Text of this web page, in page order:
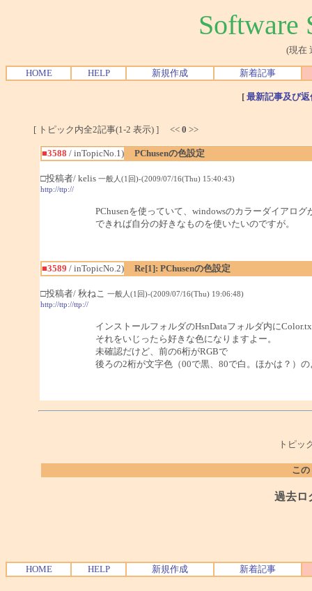
Software
(現在
HOME HELP 新規作成 新着記事
[ 最新記事及び
[ トピック内全2記事(1-2 表示) ] << 0 >>
■3588 / inTopicNo.1) PChusenの色設定
□投稿者/ kelis 一般人(1回)-(2009/07/16(Thu) 15:40:43)
http://ttp://
PChusenを使っていて、windowsのカラーダイアロ
できれば自分の好きなものを使いたいのですが。
■3589 / inTopicNo.2) Re[1]: PChusenの色設定
□投稿者/ 秋ねこ 一般人(1回)-(2009/07/16(Thu) 19:06:48)
http://ttp://ttp://
インストールフォルダのHsnDataフォルダ内に
それをいじったら好きな色になりますよー。
未確認だけど、前の6桁がRGBで
後ろの2桁が文字色（00で黒、80で白。ほかは？）
トピッ
こ
過去ロ
HOME HELP 新規作成 新着記事